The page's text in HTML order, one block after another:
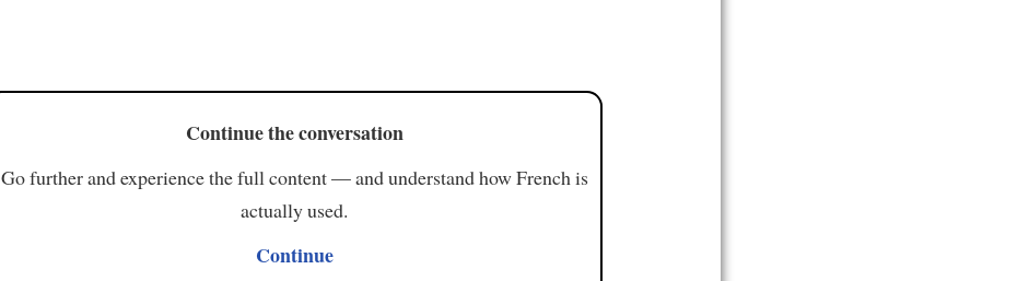
Continue the conversation
Go further and experience the full content — and understand how French is
actually used.
Continue